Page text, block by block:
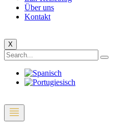
Über uns
Kontakt
X